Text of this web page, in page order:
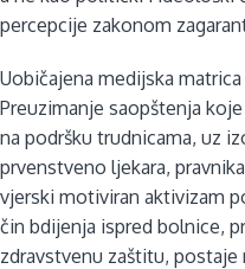
percepcije zakonom
Uobičajena medijska
Preuzimanje saopštenja
na podršku trudnicama, uz
prvenstveno ljekara,
vjerski motiviran aktivizam
čin bdijenja ispred bolnice,
zdravstvenu zaštitu, postaje